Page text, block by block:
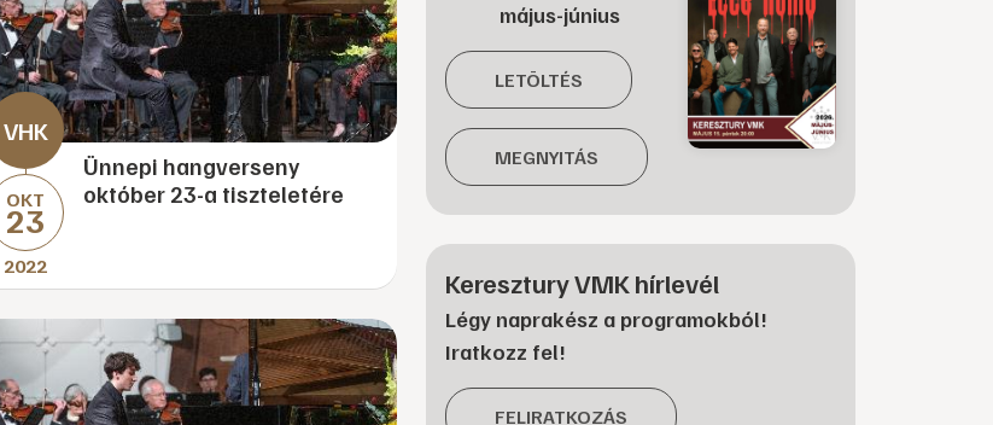
OKT
23
2022
Ünnepi hangverseny
október 23-a tiszteletére
május-június
LETÖLTÉS
MEGNYITÁS
Keresztury VMK hírlevél
Légy naprakész a programokból!
Iratkozz fel!
FELIRATKOZÁS